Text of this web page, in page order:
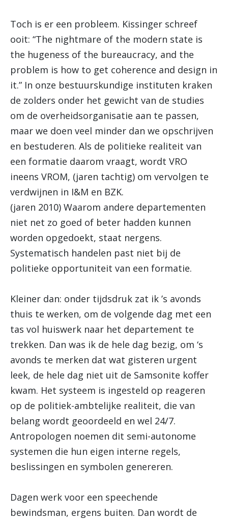
Toch is er een probleem. Kissinger schreef
ooit: “The nightmare of the modern state is
the hugeness of the bureaucracy, and the
problem is how to get coherence and design in
it.” In onze bestuurskundige instituten kraken
de zolders onder het gewicht van de studies
om de overheidsorganisatie aan te passen,
maar we doen veel minder dan we opschrijven
en bestuderen. Als de politieke realiteit van
een formatie daarom vraagt, wordt VRO
ineens VROM, (jaren tachtig) om vervolgen te
verdwijnen in I&M en BZK.
(jaren 2010) Waarom andere departementen
niet net zo goed of beter hadden kunnen
worden opgedoekt, staat nergens.
Systematisch handelen past niet bij de
politieke opportuniteit van een formatie.
Kleiner dan: onder tijdsdruk zat ik ’s avonds
thuis te werken, om de volgende dag met een
tas vol huiswerk naar het departement te
trekken. Dan was ik de hele dag bezig, om ‘s
avonds te merken dat wat gisteren urgent
leek, de hele dag niet uit de Samsonite koffer
kwam. Het systeem is ingesteld op reageren
op de politiek-ambtelijke realiteit, die van
belang wordt geoordeeld en wel 24/7.
Antropologen noemen dit semi-autonome
systemen die hun eigen interne regels,
beslissingen en symbolen genereren.
Dagen werk voor een speechende
bewindsman, ergens buiten. Dan wordt de